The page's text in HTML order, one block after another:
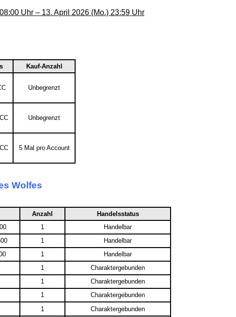
Uhr – 13. April 2026 (Mo.) 23:59 Uhr
Kauf-Anzahl
Unbegrenzt
Unbegrenzt
5 Mal pro Account
Wolfes
Anzahl
Handelsstatus
1
Handelbar
1
Handelbar
1
Handelbar
1
Charaktergebunden
1
Charaktergebunden
1
Charaktergebunden
1
Charaktergebunden